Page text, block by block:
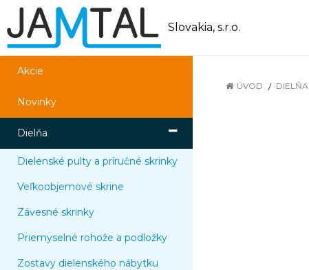
Slovakia, s.r.o.
Akcie
Novinky
Dielňa
Dielenské pulty a príručné skrinky
Veľkoobjemové skrine
Závesné skrinky
Priemyselné rohože a podložky
Zostavy dielenského nábytku
ÚVOD DIELŇA